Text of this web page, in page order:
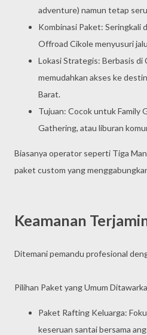
adventure) namun tetap
Kombinasi Paket: Seringkali
Offroad Cikole menyusuri
Lokasi Strategis: Berbasis di
memudahkan akses ke
Barat.
Tujuan: Cocok untuk Family
Gathering, atau liburan
Biasanya operator seperti Tiga
paket custom yang
Keamanan
Ditemani pemandu profesional
Pilihan Paket yang Umum
Paket Rafting Keluarga:
keseruan santai bersama